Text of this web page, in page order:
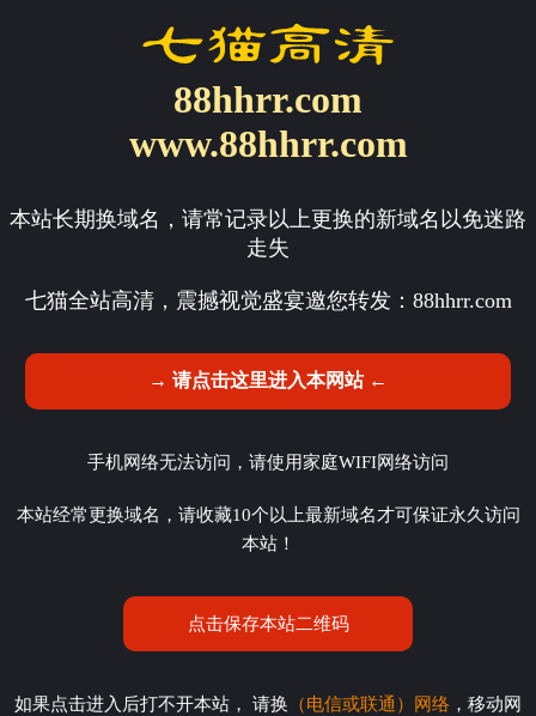
88hhrr.com
www.88hhrr.com
本站长期换域名，请常记录以上更换的新域名以免迷路
走失
七猫全站高清，震撼视觉盛宴邀您转发： 88hhrr.com
→ 请点击这里进入本网站 ←
手机网络无法访问，请使用家庭WIFI网络访问
本站经常更换域名，请收藏10个以上最新域名才可保证永久访问
本站！
点击保存本站二维码
如果点击进入后打不开本站， 请换 （电信或联通）网络 ，移动网